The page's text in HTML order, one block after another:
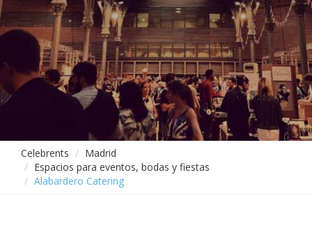
Celebrents
Madrid
Espacios para eventos, bodas y fiestas
Alabardero Catering